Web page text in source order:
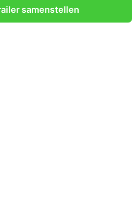
samenstellen